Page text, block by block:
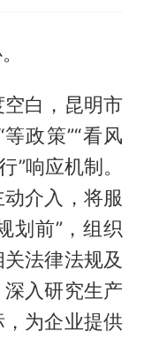
白，昆明市
政策”“看风
”响应机制。
介入，将服
划前”，组织
法律法规及
入研究生产
为企业提供